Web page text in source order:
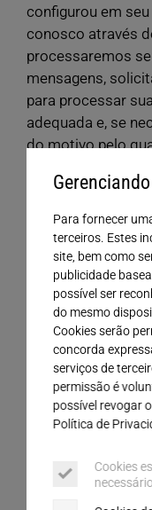
Para fornecer
terceiros. Estes
site, bem como
publicidade
possível ser
do mesmo
Cookies serão
concorda
serviços de
permissão é
possível revogar
Política de
Cookies
configurou em
conosco através
processaremos
mensagens,
para processar
adequada e, se
do motivo pelo
interesse
parágrafo 1,
parágrafo 1,
tiver como
conosco.
O LinkedIn nos
análise de
anônimas que
nossa página no
LinkedIn coleta
interações na
dados de uso.